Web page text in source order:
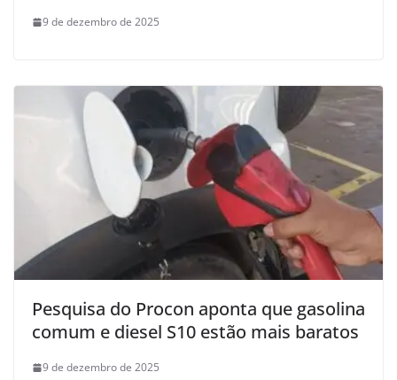
9 de dezembro de 2025
Pesquisa do Procon aponta que gasolina
comum e diesel S10 estão mais baratos
9 de dezembro de 2025